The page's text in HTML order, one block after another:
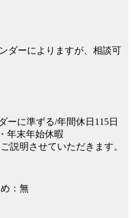
ダーによりますが、相談可
ーに準ずる/年間休日115日
年末年始休暇
説明させていただきます。
：無